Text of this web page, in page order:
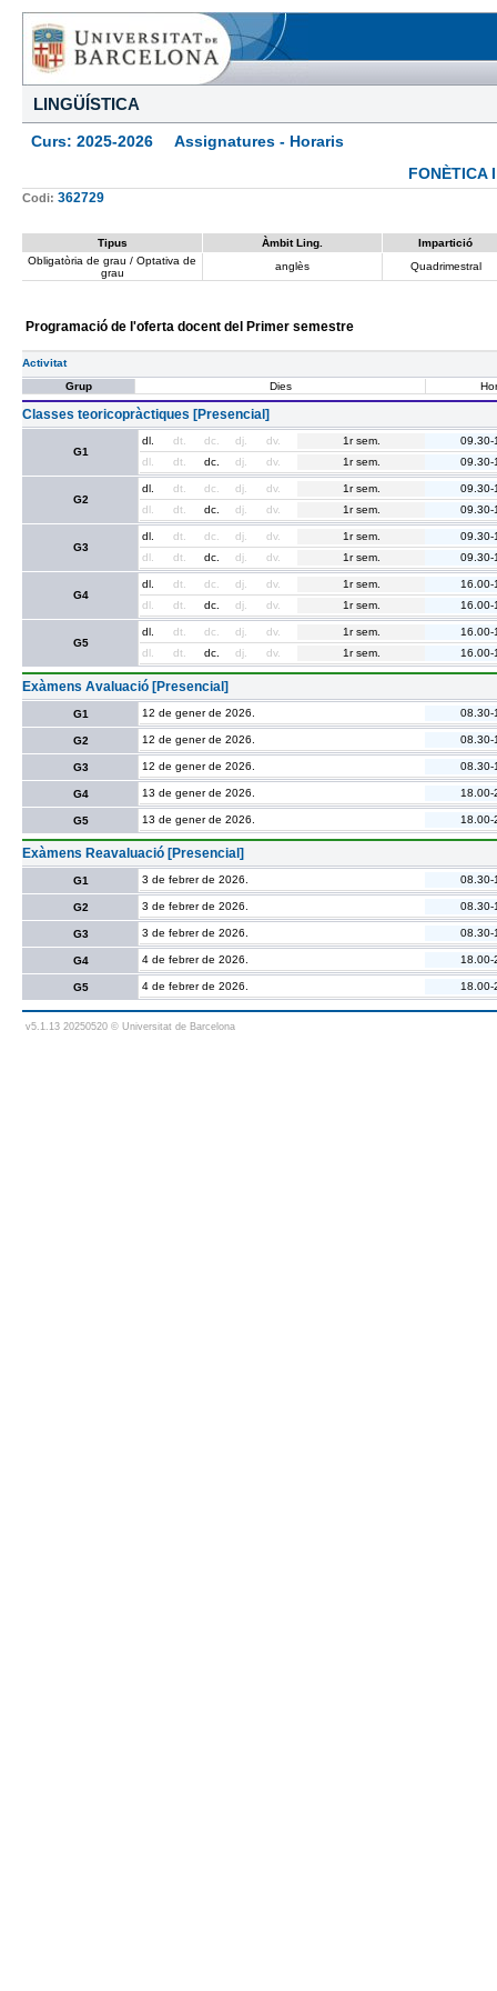
LINGÜÍSTICA
Curs: 2025-2026 Assignatures - Horaris
FONÈTICA
Codi: 362729
Tipus Àmbit Ling.
Impartició
Obligatòria de grau / Optativa de
grau
anglès Quadrimestral
Programació de l'oferta docent del Primer semestre
Activitat
Grup
Dies
Classes teoricopràctiques [Presencial]
G1
dl. dt. dc. dj. dv. 1r sem.
09.30-
dl.
dt. dc. dj. dv. 1r sem. 09.30-
G2
dl. dt. dc. dj. dv. 1r sem.
09.30-
dl.
dt. dc. dj. dv. 1r sem. 09.30-
G3
dl. dt. dc. dj. dv. 1r sem.
09.30-
dl.
dt. dc. dj. dv. 1r sem. 09.30-
G4
dl. dt. dc. dj. dv. 1r sem.
16.00-
dl.
dt. dc. dj. dv. 1r sem. 16.00-
G5
dl. dt. dc. dj. dv. 1r sem.
16.00-
dl.
dt. dc. dj. dv. 1r sem. 16.00-
Exàmens Avaluació [Presencial]
G1 12 de gener de 2026. 08.30-
G2 12 de gener de 2026. 08.30-
G3 12 de gener de 2026. 08.30-
G4 13 de gener de 2026. 18.00-
G5 13 de gener de 2026. 18.00-
Exàmens Reavaluació [Presencial]
G1 3 de febrer de 2026. 08.30-
G2 3 de febrer de 2026. 08.30-
G3 3 de febrer de 2026. 08.30-
G4 4 de febrer de 2026. 18.00-
G5 4 de febrer de 2026. 18.00-
v5.1.13 20250520 © Universitat de Barcelona